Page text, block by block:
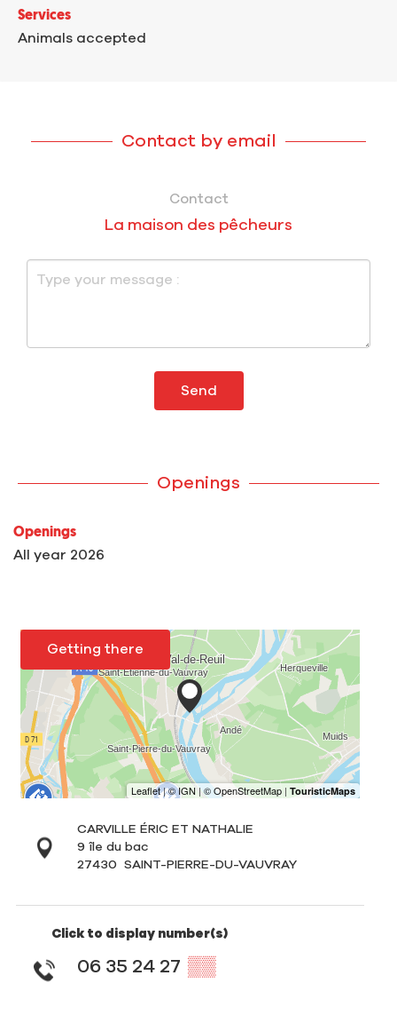
Services
Animals accepted
Contact by email
Contact
La maison des pêcheurs
Send
Openings
Openings
All year 2026
Getting there
CARVILLE ÉRIC ET NATHALIE
9 île du bac
27430
SAINT-PIERRE-DU-VAUVRAY
Click to display number(s)
06 35 24 27 ▒▒